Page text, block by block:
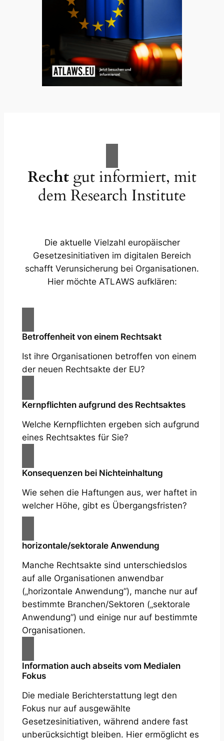
Recht gut informiert, mit
dem Research Institute
Die aktuelle Vielzahl europäischer
Gesetzesinitiativen im digitalen Bereich
schafft Verunsicherung bei Organisationen.
Hier möchte ATLAWS aufklären:
Betroffenheit von einem Rechtsakt
Ist ihre Organisationen betroffen von einem
der neuen Rechtsakte der EU?
Kernpflichten aufgrund des Rechtsaktes
Welche Kernpflichten ergeben sich aufgrund
eines Rechtsaktes für Sie?
Konsequenzen bei Nichteinhaltung
Wie sehen die Haftungen aus, wer haftet in
welcher Höhe, gibt es Übergangsfristen?
horizontale/sektorale Anwendung
Manche Rechtsakte sind unterschiedslos
auf alle Organisationen anwendbar
(„horizontale Anwendung“), manche nur auf
bestimmte Branchen/Sektoren („sektorale
Anwendung“) und einige nur auf bestimmte
Organisationen.
Information auch abseits vom Medialen
Fokus
Die mediale Berichterstattung legt den
Fokus nur auf ausgewählte
Gesetzesinitiativen, während andere fast
unberücksichtigt bleiben. Hier ermöglicht es